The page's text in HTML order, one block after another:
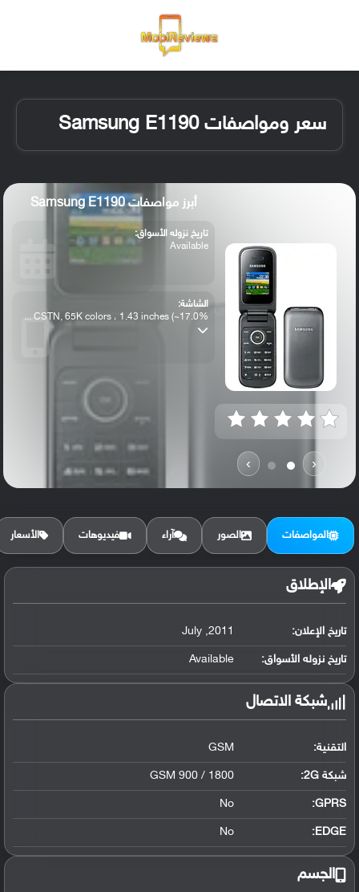
سعر ومواصفات Samsung E1190
‹
›
أبرز مواصفات Samsung E1190
تاريخ نزوله الأسواق:
Available
الشاشة:
CSTN, 65K colors ، 1.43 inches (~17.0% ...
المواصفات الصور آراء فيديوهات الأسعار
الإطلاق
تاريخ الإعلان: 2011, July
تاريخ نزوله الأسواق: Available
شبكة الاتصال
التقنية: GSM
شبكة 2G: GSM 900 / 1800
GPRS:
No
EDGE:
No
الجسم